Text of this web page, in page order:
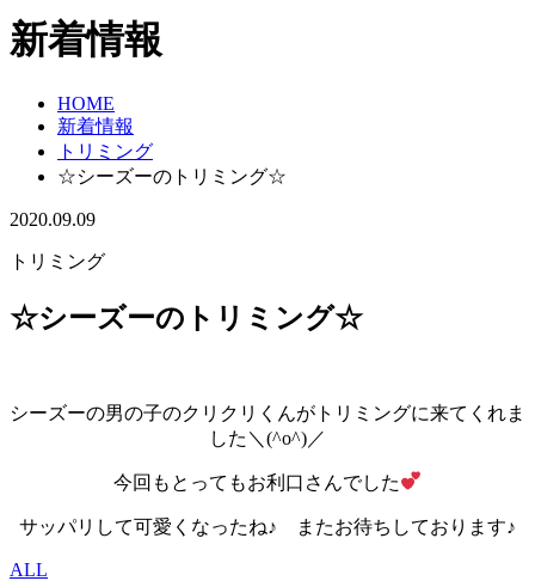
新着情報
HOME
新着情報
トリミング
☆シーズーのトリミング☆
2020.09.09
トリミング
☆シーズーのトリミング☆
シーズーの男の子のクリクリくんがトリミングに来てくれま
した＼(^o^)／
今回もとってもお利口さんでした
サッパリして可愛くなったね♪ またお待ちしております♪
ALL